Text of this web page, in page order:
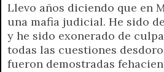
Llevo años diciendo que en
una mafia judicial. He sido
y he sido exonerado de
todas las cuestiones
fueron demostradas